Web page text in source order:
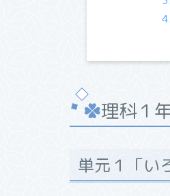
理科１
単元１「い